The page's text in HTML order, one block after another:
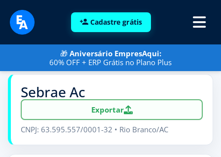
Cadastre grátis
🎁 Aniversário EmpresAqui:
60% OFF + ERP Grátis no Plano Plus
Sebrae Ac
Exportar
CNPJ: 63.595.557/0001-32 • Rio Branco/AC